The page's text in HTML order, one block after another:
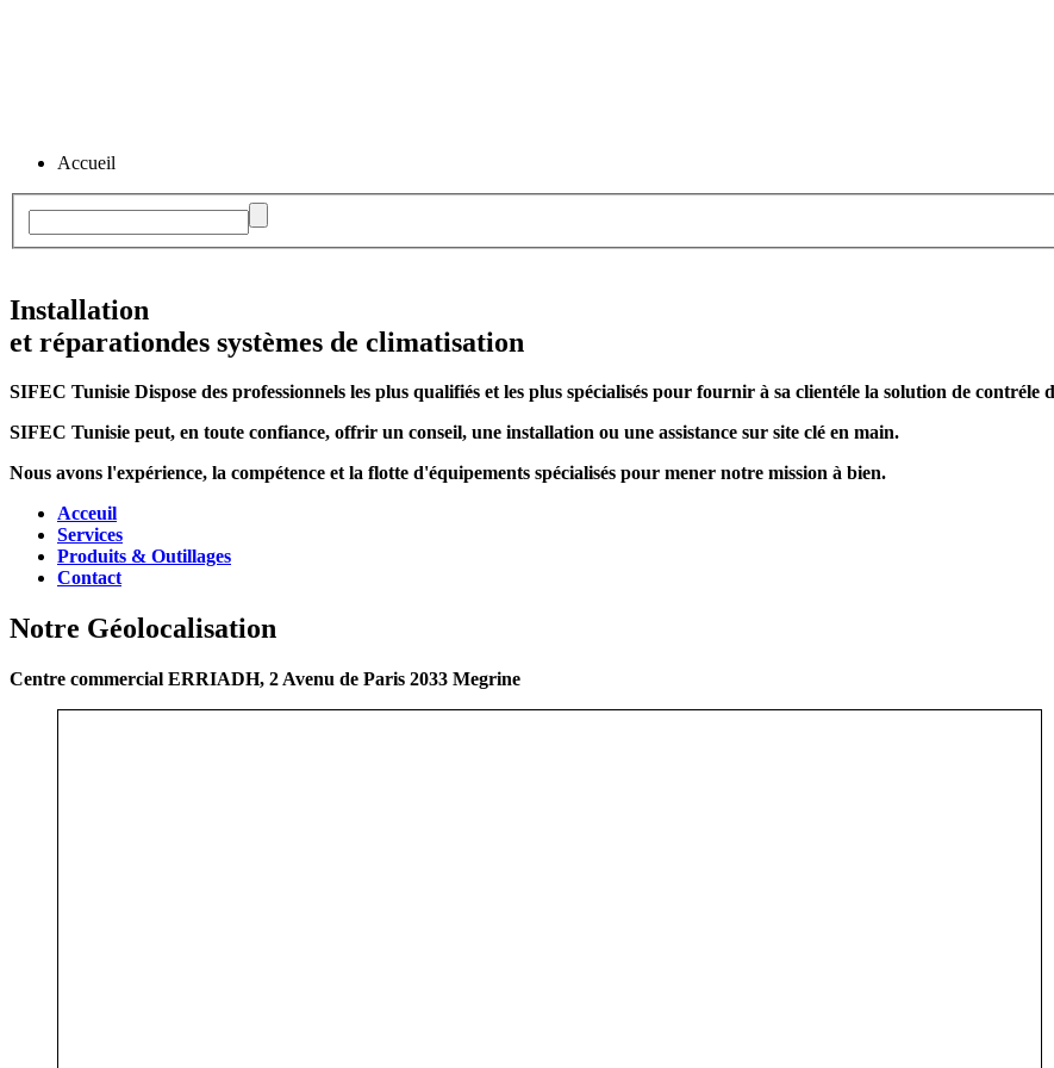
Accueil
Installation
et réparationdes systèmes de climatisation
SIFEC Tunisie Dispose des professionnels les plus qualifiés et les plus spécialisés pour fournir à sa clientéle la solution de contréle
SIFEC Tunisie peut, en toute confiance, offrir un conseil, une installation ou une assistance sur site clé en main.
Nous avons l'expérience, la compétence et la flotte d'équipements spécialisés pour mener notre mission à bien.
Acceuil
Services
Produits & Outillages
Contact
Notre Géolocalisation
Centre commercial ERRIADH, 2 Avenu de Paris 2033 Megrine